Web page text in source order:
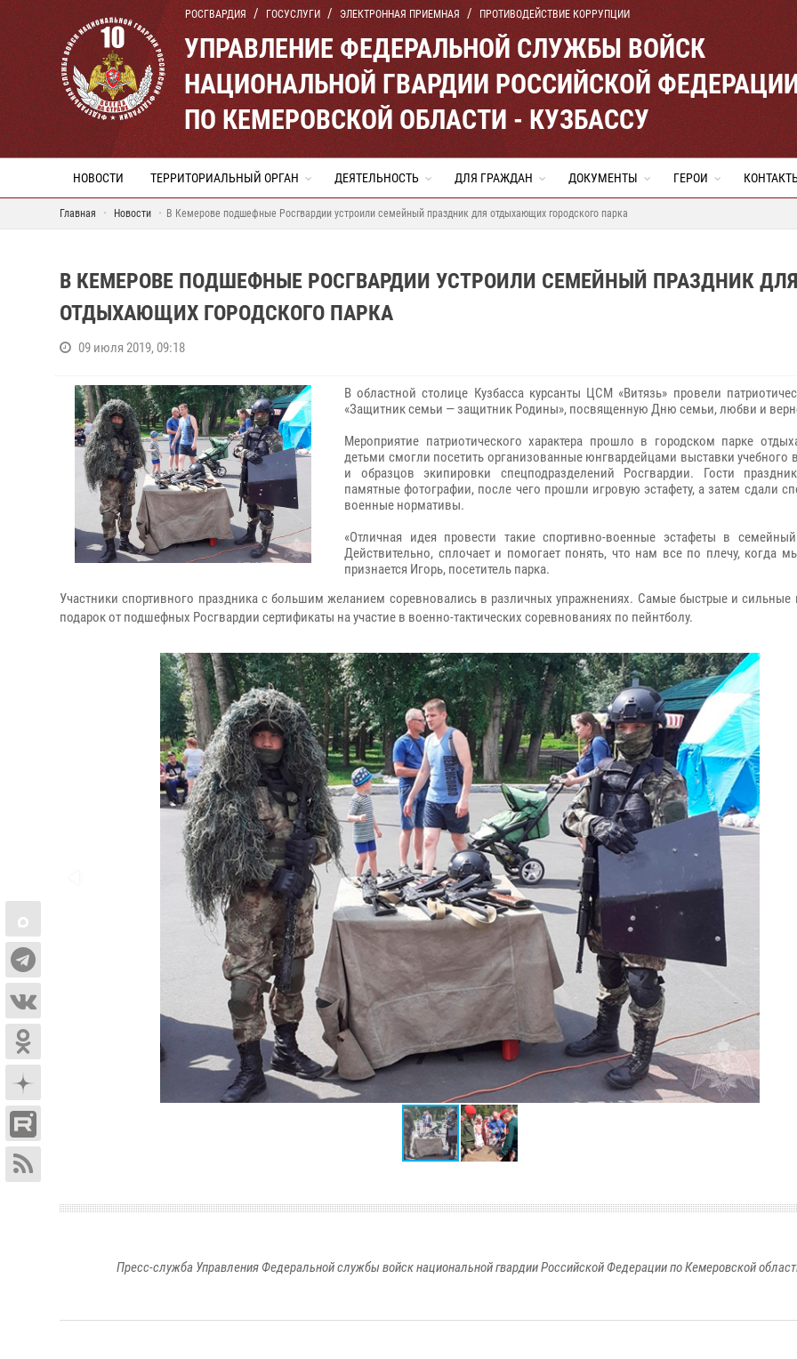
РОСГВАРДИЯ ГОСУСЛУГИ ЭЛЕКТРОННАЯ ПРИЕМНАЯ ПРОТИВОДЕЙСТВИЕ КОРРУПЦИИ
УПРАВЛЕНИЕ ФЕДЕРАЛЬНОЙ СЛУЖБЫ ВОЙСК
НАЦИОНАЛЬНОЙ ГВАРДИИ РОССИЙСКОЙ
ПО КЕМЕРОВСКОЙ ОБЛАСТИ - КУЗБАССУ
НОВОСТИ ТЕРРИТОРИАЛЬНЫЙ ОРГАН ДЕЯТЕЛЬНОСТЬ ДЛЯ ГРАЖДАН ДОКУМЕНТЫ ГЕРОИ
Главная Новости В Кемерове подшефные Росгвардии устроили семейный праздник для отдыхающих городского парка
В КЕМЕРОВЕ ПОДШЕФНЫЕ РОСГВАРДИИ УСТРОИЛИ СЕМЕЙНЫЙ ПРАЗДНИК ДЛЯ
ОТДЫХАЮЩИХ ГОРОДСКОГО ПАРКА
09 июля 2019, 09:18
В областной столице Кузбасса курсанты ЦСМ «Витязь» провели
«Защитник семьи — защитник Родины», посвященную Дню семьи, любви и
Мероприятие патриотического характера прошло в городском парке
детьми смогли посетить организованные юнгвардейцами выставки учебного
и образцов экипировки спецподразделений Росгвардии. Гости
памятные фотографии, после чего прошли игровую эстафету, а затем сдали
военные нормативы.
«Отличная идея провести такие спортивно-военные эстафеты в
Действительно, сплочает и помогает понять, что нам все по плечу, когда
признается Игорь, посетитель парка.
Участники спортивного праздника с большим желанием соревновались в различных упражнениях. Самые быстрые и сильные
подарок от подшефных Росгвардии сертификаты на участие в военно-тактических соревнованиях по пейнтболу.
Пресс-служба Управления Федеральной службы войск национальной гвардии Российской Федерации по Кемеровской